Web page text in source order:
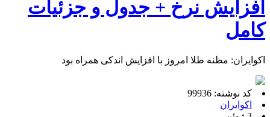
افزایش نرخ + جدول و جزئیات
کامل
اکوایران: مظنه طلا امروز با افزایش اندکی همراه بود
کد نوشته: 99936
اکوایران